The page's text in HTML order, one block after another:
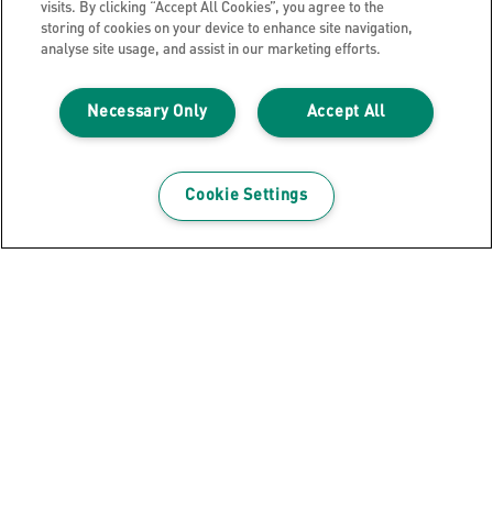
Legal Notice
Impressum
Meine Daten verwalten
Über Leitz
visits. By clicking “Accept All Cookies”, you agree to the
storing of cookies on your device to enhance site navigation,
analyse site usage, and assist in our marketing efforts.
Accept All
Necessary Only
Cookie Settings